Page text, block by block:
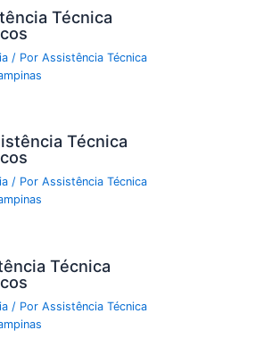
Técnica
/ PorAssistência Técnica
Técnica
/ PorAssistência Técnica
Técnica
/ PorAssistência Técnica